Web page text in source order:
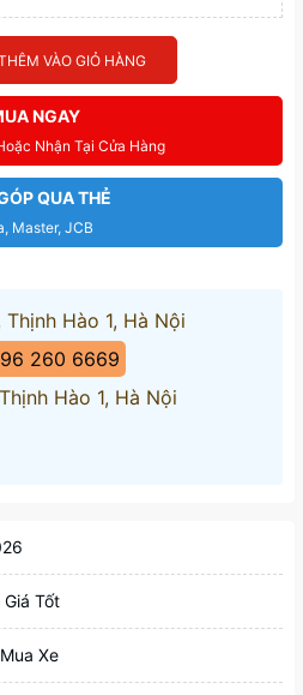
VÀO GIỎ HÀNG
NGAY
Nhận Tại Cửa Hàng
QUA THẺ
Master, JCB
Hào 1, Hà Nội
260 6669
Hào 1, Hà Nội
Tốt
Xe